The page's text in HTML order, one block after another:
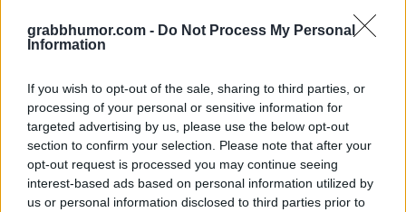
grabbhumor.com - Do Not Process My Personal
Information
If you wish to opt-out of the sale, sharing to third parties, or
processing of your personal or sensitive information for
targeted advertising by us, please use the below opt-out
section to confirm your selection. Please note that after your
opt-out request is processed you may continue seeing
interest-based ads based on personal information utilized by
us or personal information disclosed to third parties prior to
Du kanske också gillar